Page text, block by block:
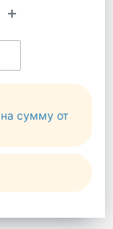
сумму от